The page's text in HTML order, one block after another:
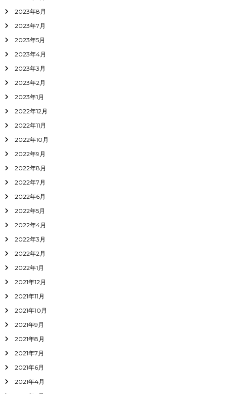
2023年8月
2023年7月
2023年5月
2023年4月
2023年3月
2023年2月
2023年1月
2022年12月
2022年11月
2022年10月
2022年9月
2022年8月
2022年7月
2022年6月
2022年5月
2022年4月
2022年3月
2022年2月
2022年1月
2021年12月
2021年11月
2021年10月
2021年9月
2021年8月
2021年7月
2021年6月
2021年4月